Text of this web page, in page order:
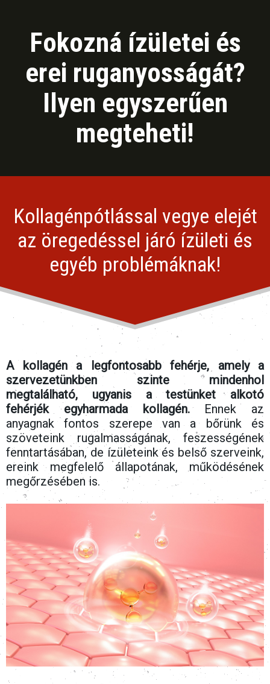
Fokozná ízületei és
erei ruganyosságát?
Ilyen egyszerűen
megteheti!
Kollagénpótlással vegye elejét
az öregedéssel járó ízületi és
egyéb problémáknak!
A kollagén a legfontosabb fehérje, amely a
szervezetünkben szinte mindenhol
megtalálható, ugyanis a testünket alkotó
fehérjék egyharmada kollagén.Ennek az
anyagnak fontos szerepe van a bőrünk és
szöveteink rugalmasságának, feszességének
fenntartásában, de ízületeink és belső szerveink,
ereink megfelelő állapotának, működésének
megőrzésében is.